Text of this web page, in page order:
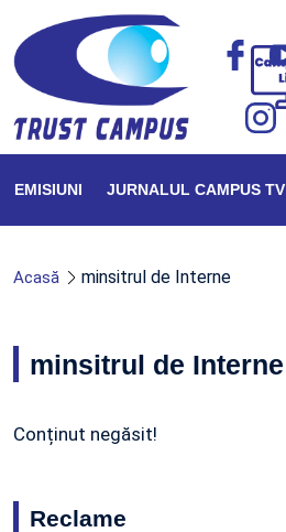
EMISIUNI JURNALUL CAMPUS TV
Acasă minsitrul de Interne
minsitrul de Interne
Conținut negăsit!
Reclame